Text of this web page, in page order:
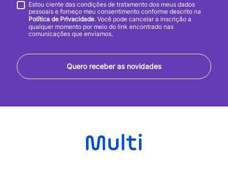
Quero receber as novidades
Estou ciente das condições de tratamento dos meus dados
pessoais e forneço meu consentimento conforme descrito na
Política de Privacidade. Você pode cancelar a inscrição a
qualquer momento por meio do link encontrado nas
comunicações que enviamos.